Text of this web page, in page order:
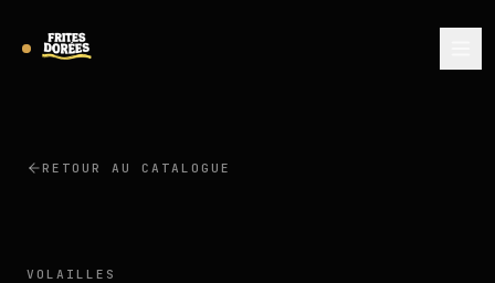
RETOUR AU CATALOGUE
VOLAILLES